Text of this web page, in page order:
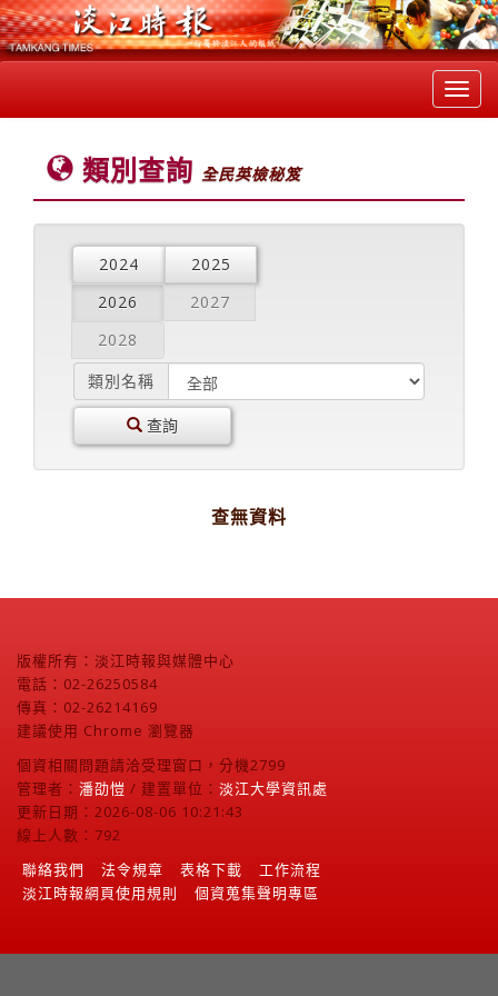
類別查詢 全民英檢秘笈
2024
2025
2026
2027
2028
類別名稱
查詢
查無資料
版權所有：淡江時報與媒體中心
電話：02-26250584
傳真：02-26214169
建議使用 Chrome 瀏覽器
個資相關問題請洽受理窗口，分機2799
管理者： 潘劭愷 / 建置單位： 淡江大學資訊處
更新日期：2026-08-06 10:21:43
線上人數：792
聯絡我們
法令規章 表格下載
工作流程
淡江時報網頁使用規則
個資蒐集聲明專區